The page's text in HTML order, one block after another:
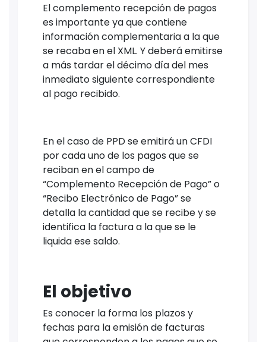
El complemento recepción de pagos
es importante ya que contiene
información complementaria a la que
se recaba en el XML. Y deberá emitirse
a más tardar el décimo día del mes
inmediato siguiente correspondiente
al pago recibido.
En el caso de PPD se emitirá un CFDI
por cada uno de los pagos que se
reciban en el campo de
“Complemento Recepción de Pago” o
“Recibo Electrónico de Pago” se
detalla la cantidad que se recibe y se
identifica la factura a la que se le
liquida ese saldo.
El objetivo
Es conocer la forma los plazos y
fechas para la emisión de facturas